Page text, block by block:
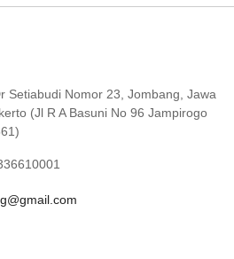
Setiabudi Nomor 23, Jombang, Jawa
(Jl R A Basuni No 96 Jampirogo